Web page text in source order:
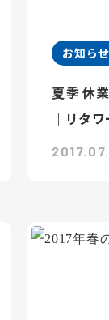
お知らせ
夏季休
｜リタ